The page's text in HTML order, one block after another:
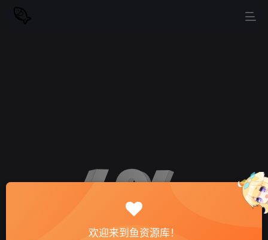
欢迎来到鱼资源库！